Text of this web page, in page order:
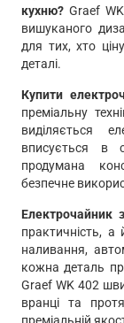
кухню? Graef
вишуканого
для тих, хто
деталі.
Купити
преміальну
виділяється
вписується в
продумана
безпечне
Електрочайник
практичність,
наливання,
кожна деталь
Graef WK 402
вранці та